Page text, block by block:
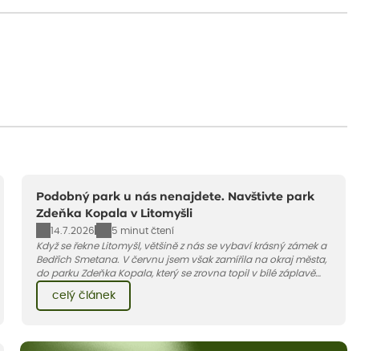
Podobný park u nás nenajdete. Navštivte park
Zdeňka Kopala v Litomyšli
14.7.2026
5 minut čtení
Když se řekne Litomyšl, většině z nás se vybaví krásný zámek a
Bedřich Smetana. V červnu jsem však zamířila na okraj města,
do parku Zdeňka Kopala, který se zrovna topil v bílé záplavě
kvetoucích kopretin. Fotky řeknou víc než slova, přidávám k
nim pár řádků o tom, jak tento jedinečný kus krajiny vznikl.
celý článek